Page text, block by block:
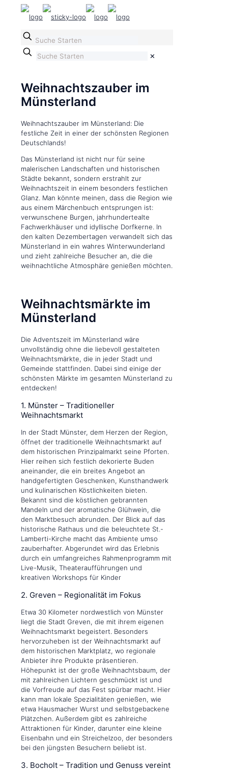
✕
Weihnachtszauber im
Münsterland
Weihnachtszauber im Münsterland: Die
festliche Zeit in einer der schönsten Regionen
Deutschlands!
Das Münsterland ist nicht nur für seine
malerischen Landschaften und historischen
Städte bekannt, sondern erstrahlt zur
Weihnachtszeit in einem besonders festlichen
Glanz. Man könnte meinen, dass die Region wie
aus einem Märchenbuch entsprungen ist:
verwunschene Burgen, jahrhundertealte
Fachwerkhäuser und idyllische Dorfkerne. In
den kalten Dezembertagen verwandelt sich das
Münsterland in ein wahres Winterwunderland
und zieht zahlreiche Besucher an, die die
weihnachtliche Atmosphäre genießen möchten.
Weihnachtsmärkte im
Münsterland
Die Adventszeit im Münsterland wäre
unvollständig ohne die liebevoll gestalteten
Weihnachtsmärkte, die in jeder Stadt und
Gemeinde stattfinden. Dabei sind einige der
schönsten Märkte im gesamten Münsterland zu
entdecken!
1. Münster – Traditioneller
Weihnachtsmarkt
In der Stadt Münster, dem Herzen der Region,
öffnet der traditionelle Weihnachtsmarkt auf
dem historischen Prinzipalmarkt seine Pforten.
Hier reihen sich festlich dekorierte Buden
aneinander, die ein breites Angebot an
handgefertigten Geschenken, Kunsthandwerk
und kulinarischen Köstlichkeiten bieten.
Bekannt sind die köstlichen gebrannten
Mandeln und der aromatische Glühwein, die
den Marktbesuch abrunden. Der Blick auf das
historische Rathaus und die beleuchtete St.-
Lamberti-Kirche macht das Ambiente umso
zauberhafter. Abgerundet wird das Erlebnis
durch ein umfangreiches Rahmenprogramm mit
Live-Musik, Theateraufführungen und
kreativen Workshops für Kinder
2. Greven – Regionalität im Fokus
Etwa 30 Kilometer nordwestlich von Münster
liegt die Stadt Greven, die mit ihrem eigenen
Weihnachtsmarkt begeistert. Besonders
hervorzuheben ist der Weihnachtsmarkt auf
dem historischen Marktplatz, wo regionale
Anbieter ihre Produkte präsentieren.
Höhepunkt ist der große Weihnachtsbaum, der
mit zahlreichen Lichtern geschmückt ist und
die Vorfreude auf das Fest spürbar macht. Hier
kann man lokale Spezialitäten genießen, wie
etwa Hausmacher Wurst und selbstgebackene
Plätzchen. Außerdem gibt es zahlreiche
Attraktionen für Kinder, darunter eine kleine
Eisenbahn und ein Streichelzoo, der besonders
bei den jüngsten Besuchern beliebt ist.
3. Bocholt – Tradition und Genuss vereint